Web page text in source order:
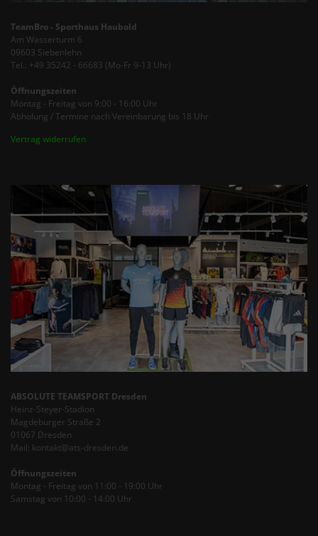
TeamBro - Sporthaus Haubold
Am Wasserturm 6
09603 Siebenlehn
Tel.: +49 35242 - 66683 (Mo-Fr 9-13 Uhr)
Öffnungszeiten
Montag - Freitag von 9:00 - 16:00 Uhr
Abholung / Termine nach Vereinbarung bis 18 Uhr
Vertrag widerrufen
ABSOLUTE TEAMSPORT Dresden
Heinz-Steyer-Stadion
Magdeburger Straße 2
01067 Dresden
Mail: kontakt@ats-dresden.de
Öffnungszeiten
Montag - Freitag von 11:00 - 19:00 Uhr
Samstag von 10:00 - 14:00 Uhr